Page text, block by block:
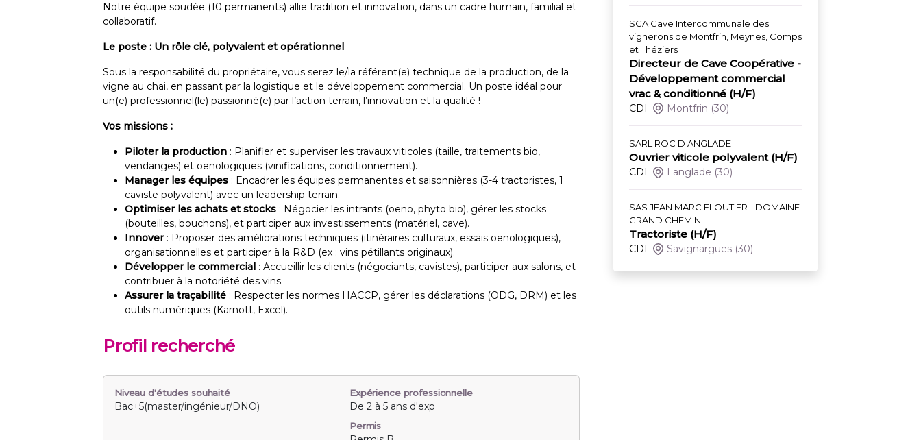
Notre équipe soudée (10 permanents) allie tradition et innovation, dans un cadre humain, familial et
collaboratif.
Le poste : Un rôle clé, polyvalent et opérationnel
Sous la responsabilité du propriétaire, vous serez le/la référent(e) technique de la production, de la
vigne au chai, en passant par la logistique et le développement commercial. Un poste idéal pour
un(e) professionnel(le) passionné(e) par l’action terrain, l’innovation et la qualité !
Vos missions :
Piloter la production : Planifier et superviser les travaux viticoles (taille, traitements bio,
vendanges) et oenologiques (vinifications, conditionnement).
Manager les équipes : Encadrer les équipes permanentes et saisonnières (3-4 tractoristes, 1
caviste polyvalent) avec un leadership terrain.
Optimiser les achats et stocks : Négocier les intrants (oeno, phyto bio), gérer les stocks
(bouteilles, bouchons), et participer aux investissements (matériel, cave).
Innover: Proposer des améliorations techniques (itinéraires culturaux, essais oenologiques),
organisationnelles et participer à la R&D (ex : vins pétillants originaux).
Développer le commercial : Accueillir les clients (négociants, cavistes), participer aux salons, et
contribuer à la notoriété des vins.
Assurer la traçabilité : Respecter les normes HACCP, gérer les déclarations (ODG, DRM) et les
outils numériques (Karnott, Excel).
Profil recherché
Niveau d'études souhaité
Bac+5(master/ingénieur/DNO)
Expérience professionnelle
De 2 à 5 ans d'exp
Permis
SCA Cave Intercommunale des
vignerons de Montfrin, Meynes, Comps
et Théziers
Directeur de Cave Coopérative -
Développement commercial
vrac & conditionné (H/F)
CDI Montfrin (30)
SARL ROC D ANGLADE
Ouvrier viticole polyvalent (H/F)
CDI Langlade (30)
SAS JEAN MARC FLOUTIER - DOMAINE
GRAND CHEMIN
Tractoriste (H/F)
CDI Savignargues (30)